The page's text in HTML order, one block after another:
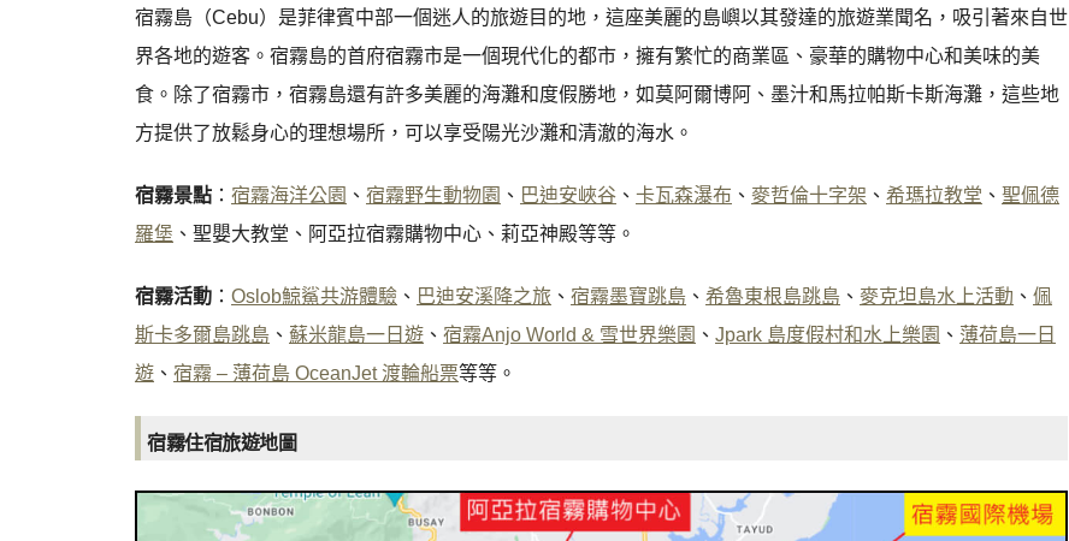
宿霧島（Cebu）是菲律賓中部一個迷人的旅遊目的地，這座美麗的島嶼以其發達的旅遊業聞名，吸引著來自世
界各地的遊客。宿霧島的首府宿霧市是一個現代化的都市，擁有繁忙的商業區、豪華的購物中心和美味的美
食。除了宿霧市，宿霧島還有許多美麗的海灘和度假勝地，如莫阿爾博阿、墨汁和馬拉帕斯卡斯海灘，這些地
方提供了放鬆身心的理想場所，可以享受陽光沙灘和清澈的海水。
宿霧景點 ： 宿霧海洋公園 、 宿霧野生動物園 、 巴迪安峽谷 、 卡瓦森瀑布 、 麥哲倫十字架 、 希瑪拉教堂 、 聖佩德
羅堡 、聖嬰大教堂、阿亞拉宿霧購物中心、莉亞神殿等等。
宿霧活動 ： Oslob鯨鯊共游體驗 、 巴迪安溪降之旅 、 宿霧墨寶跳島 、 希魯東根島跳島 、 麥克坦島水上活動 、 佩
斯卡多爾島跳島 、 蘇米龍島一日遊 、 宿霧Anjo World & 雪世界樂園 、 Jpark 島度假村和水上樂園 、 薄荷島一日
遊 、 宿霧 – 薄荷島 OceanJet 渡輪船票等等。
宿霧住宿旅遊地圖